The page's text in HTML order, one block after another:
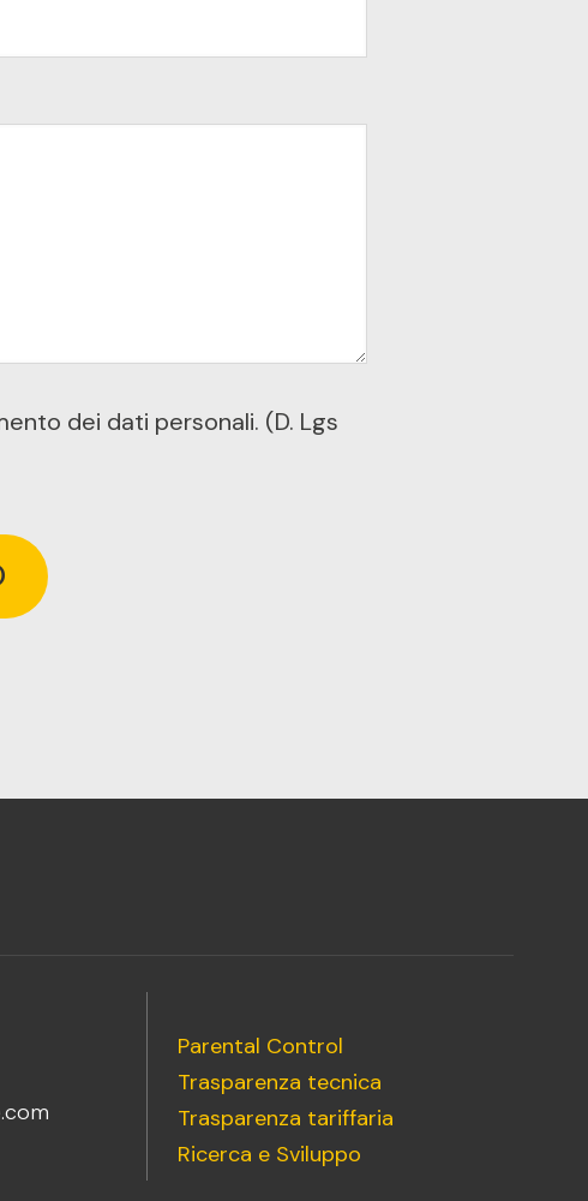
dei dati personali. (D. Lgs
Parental Control
Trasparenza tecnica
Trasparenza tariffaria
Ricerca e Sviluppo